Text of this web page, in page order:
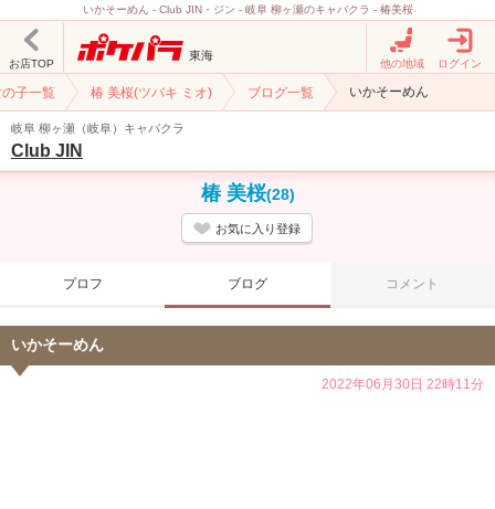
いかそーめん - Club JIN・ジン - 岐阜 柳ヶ瀬のキャバクラ - 椿美桜
お店TOP
東海
他の地域 ログイン
子一覧 椿 美桜(ツバキ ミオ) ブログ一覧 いかそーめん
岐阜 柳ヶ瀬（岐阜）キャバクラ
Club JIN
椿 美桜(28)
お気に入り登録
プロフ ブログ コメント
いかそーめん
2022年06月30日 22時11分